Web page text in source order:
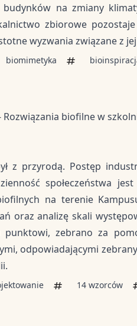
budynków na zmiany
zbiorowe
wyzwania związane z
biomimetyka
Rozwiązania biofilne w
z przyrodą. Postęp
społeczeństwa
na terenie
oraz analizę skali
punktowi, zebrano za
odpowiadającymi
14 wzorców